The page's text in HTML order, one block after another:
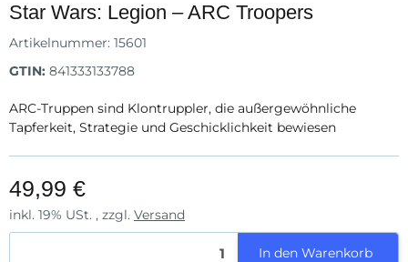
Star Wars: Legion – ARC Troopers
Artikelnummer: 15601
GTIN: 841333133788
ARC-Truppen sind Klontruppler, die außergewöhnliche
Tapferkeit, Strategie und Geschicklichkeit bewiesen
49,99 €
inkl. 19% USt. , zzgl. Versand
In den Warenkorb